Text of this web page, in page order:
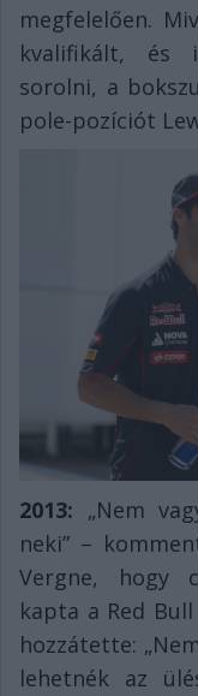
megfelelően.
kvalifikált, és
sorolni, a
pole-pozíciót
2013: „Nem
neki” –
Vergne, hogy
kapta a Red
hozzátette:
lehetnék az